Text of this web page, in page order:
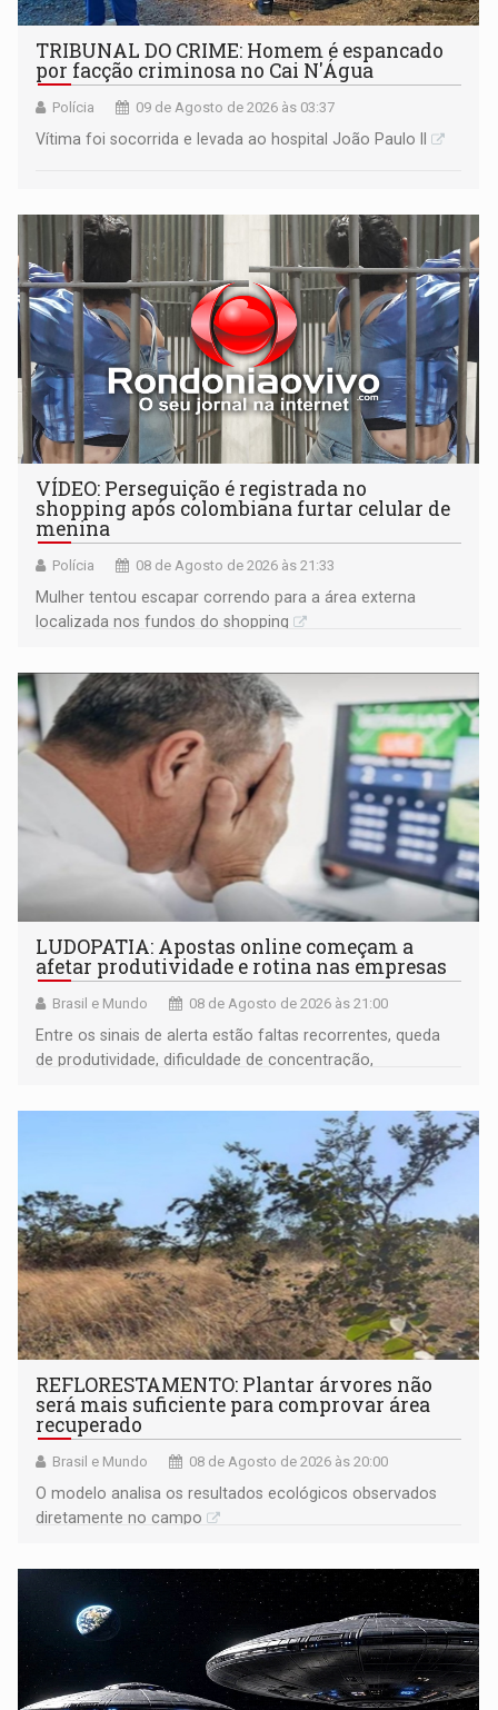
TRIBUNAL DO CRIME: Homem é espancado
por facção criminosa no Cai N'Água
Polícia 09 de Agosto de 2026 às 03:37
Vítima foi socorrida e levada ao hospital João Paulo II
VÍDEO: Perseguição é registrada no
shopping após colombiana furtar celular de
menina
Polícia 08 de Agosto de 2026 às 21:33
Mulher tentou escapar correndo para a área externa
localizada nos fundos do shopping
LUDOPATIA: Apostas online começam a
afetar produtividade e rotina nas empresas
Brasil e Mundo 08 de Agosto de 2026 às 21:00
Entre os sinais de alerta estão faltas recorrentes, queda
de produtividade, dificuldade de concentração,
REFLORESTAMENTO: Plantar árvores não
será mais suficiente para comprovar área
recuperado
Brasil e Mundo 08 de Agosto de 2026 às 20:00
O modelo analisa os resultados ecológicos observados
diretamente no campo